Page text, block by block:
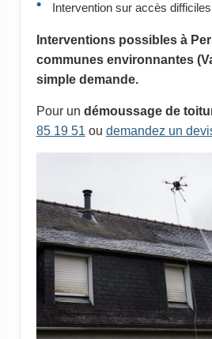
Intervention sur accès
Interventions possibles à
communes environnantes
simple demande.
Pour un démoussage de
85 19 51ou demandez un